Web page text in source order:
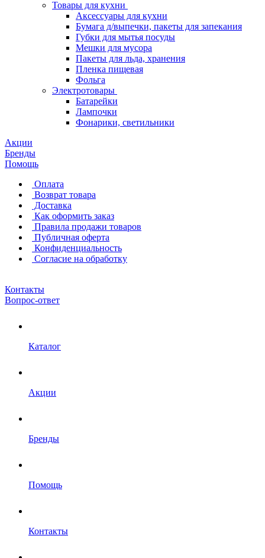
Товары для кухни
Аксессуары для кухни
Бумага д/выпечки, пакеты для запекания
Губки для мытья посуды
Мешки для мусора
Пакеты для льда, хранения
Пленка пищевая
Фольга
Электротовары
Батарейки
Лампочки
Фонарики, светильники
Акции
Бренды
Помощь
Оплата
Возврат товара
Доставка
Как оформить заказ
Правила продажи товаров
Публичная оферта
Конфиденциальность
Согласие на обработку
Контакты
Вопрос-ответ
Каталог
Акции
Бренды
Помощь
Контакты